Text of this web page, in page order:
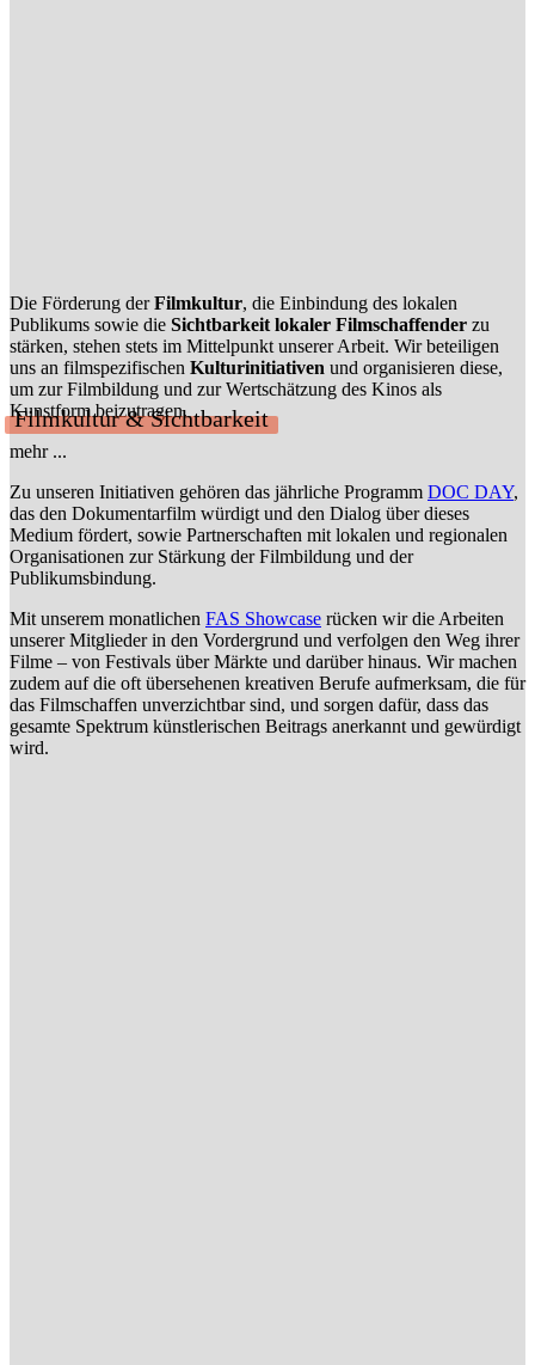
Filmkultur & Sichtbarkeit
Die Förderung derFilmkultur, die Einbindung des lokalen
Publikums sowie die Sichtbarkeit lokaler Filmschaffender zu
stärken, stehen stets im Mittelpunkt unserer Arbeit. Wir beteiligen
uns an filmspezifischen Kulturinitiativen und organisieren diese,
um zur Filmbildung und zur Wertschätzung des Kinos als
Kunstform beizutragen.
mehr ...
Zu unseren Initiativen gehören das jährliche Programm DOC DAY,
das den Dokumentarfilm würdigt und den Dialog über dieses
Medium fördert, sowie Partnerschaften mit lokalen und regionalen
Organisationen zur Stärkung der Filmbildung und der
Publikumsbindung.
Mit unserem monatlichen FAS Showcase rücken wir die Arbeiten
unserer Mitglieder in den Vordergrund und verfolgen den Weg ihrer
Filme – von Festivals über Märkte und darüber hinaus. Wir machen
zudem auf die oft übersehenen kreativen Berufe aufmerksam, die für
das Filmschaffen unverzichtbar sind, und sorgen dafür, dass das
gesamte Spektrum künstlerischen Beitrags anerkannt und gewürdigt
wird.